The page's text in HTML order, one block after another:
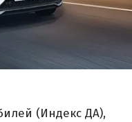
(Индекс ДА),